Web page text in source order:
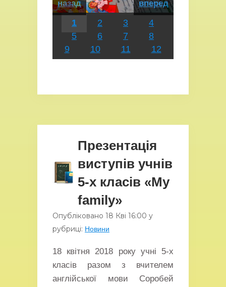
назад вперед
1 2 3
4
5
6 7
8
9
10 11 12
Презентація
виступів учнів
5-х класів «My
family»
Опубліковано 18 Кві 16:00 у
рубриці: Новини
18 квітня 2018 року учні 5-х
класів разом з вчителем
англійської мови Соробей